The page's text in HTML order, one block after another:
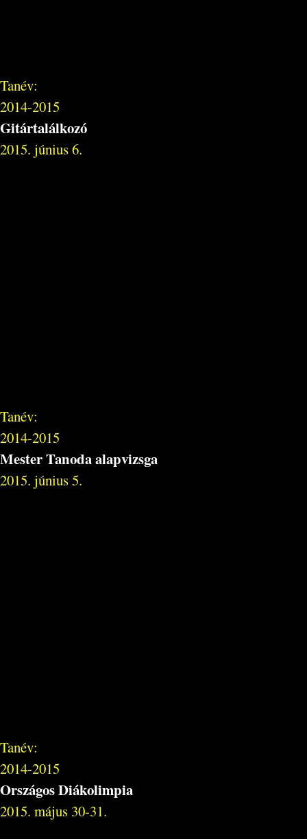
Tanév:
2014-2015
Gitártalálkozó
2015. június 6.
Tanév:
2014-2015
Mester Tanoda alapvizsga
2015. június 5.
Tanév:
2014-2015
Országos Diákolimpia
2015. május 30-31.